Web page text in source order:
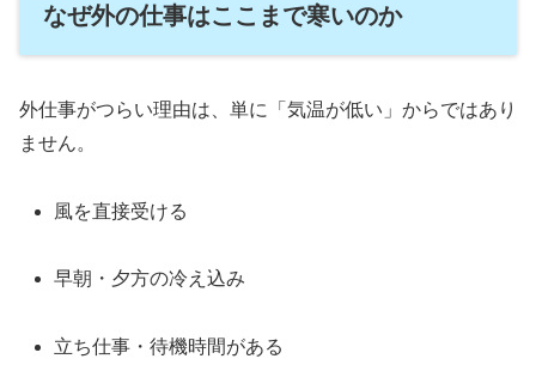
なぜ外の仕事はここまで寒いのか
外仕事がつらい理由は、単に「気温が低い」からではあり
ません。
風を直接受ける
早朝・夕方の冷え込み
立ち仕事・待機時間がある